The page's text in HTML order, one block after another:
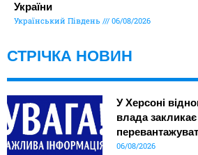
України
Український Південь 06/08/2026
СТРІЧКА НОВИН
У Херсоні
влада
06/08/2026